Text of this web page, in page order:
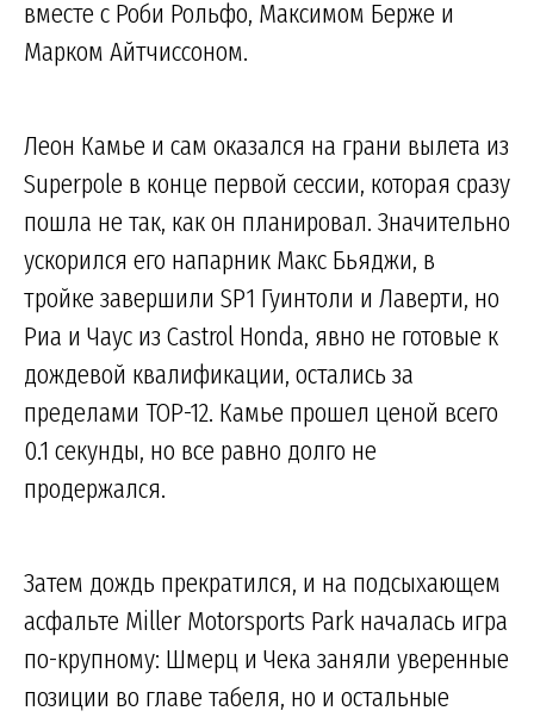
вместе с Роби Рольфо, Максимом Берже и
Марком Айтчиссоном.
Леон Камье и сам оказался на грани вылета из
Superpole в конце первой сессии, которая сразу
пошла не так, как он планировал. Значительно
ускорился его напарник Макс Бьяджи, в
тройке завершили SP1 Гуинтоли и Лаверти, но
Риа и Чаус из Castrol Honda, явно не готовые к
дождевой квалификации, остались за
пределами TOP-12. Камье прошел ценой всего
0.1 секунды, но все равно долго не
продержался.
Затем дождь прекратился, и на подсыхающем
асфальте Miller Motorsports Park началась игра
по-крупному: Шмерц и Чека заняли уверенные
позиции во главе табеля, но и остальные